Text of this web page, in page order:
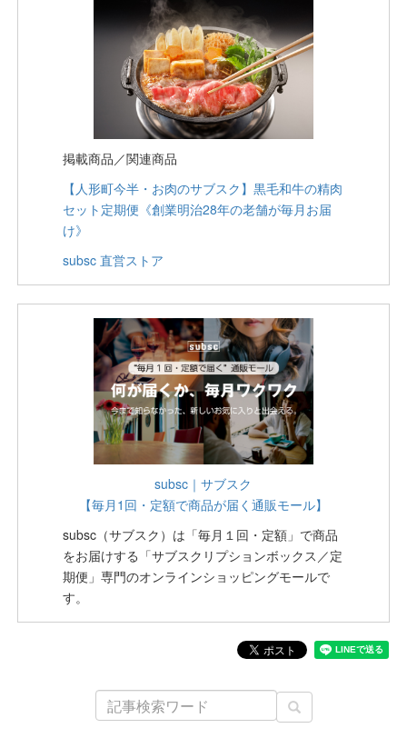
掲載商品／関連商品
【人形町今半・お肉のサブスク】黒毛和牛の精肉
セット定期便《創業明治28年の老舗が毎月お届
け》
subsc 直営ストア
subsc｜サブスク
【毎月1回・定額で商品が届く通販モール】
subsc（サブスク）は「毎月１回・定額」で商品
をお届けする「サブスクリプションボックス／定
期便」専門のオンラインショッピングモールで
す。